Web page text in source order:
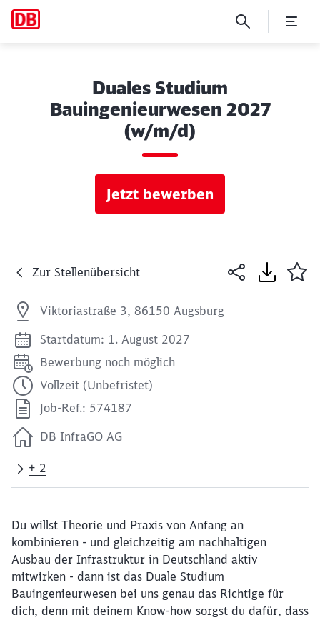
Duales Studium
Bauingenieurwesen 2027
(w/m/d)
Jetzt bewerben
Zur Stellenübersicht
Viktoriastraße 3, 86150 Augsburg
Startdatum: 1. August 2027
Bewerbung noch möglich
Vollzeit (Unbefristet)
Job-Ref.: 574187
DB InfraGO AG
+ 2
Du willst Theorie und Praxis von Anfang an
kombinieren - und gleichzeitig am nachhaltigen
Ausbau der Infrastruktur in Deutschland aktiv
mitwirken - dann ist das Duale Studium
Bauingenieurwesen bei uns genau das Richtige für
dich, denn mit deinem Know-how sorgst du dafür, dass